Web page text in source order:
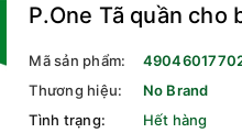
P.One Tã quần cho
Mã sản phẩm:
Thương hiệu:
No Brand
Tình trạng:
Hết hàng